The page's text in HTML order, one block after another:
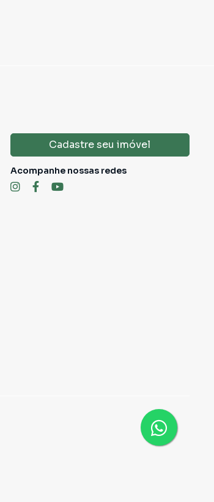
Cadastre seu imóvel
Acompanhe nossas redes